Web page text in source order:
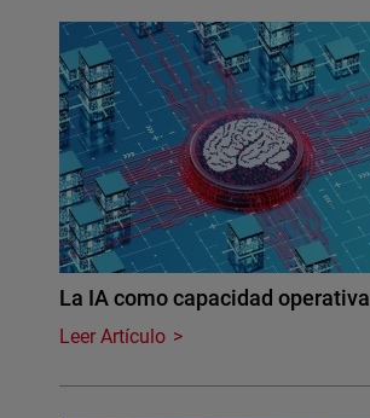
La IA como capacidad operativa
Leer Artículo